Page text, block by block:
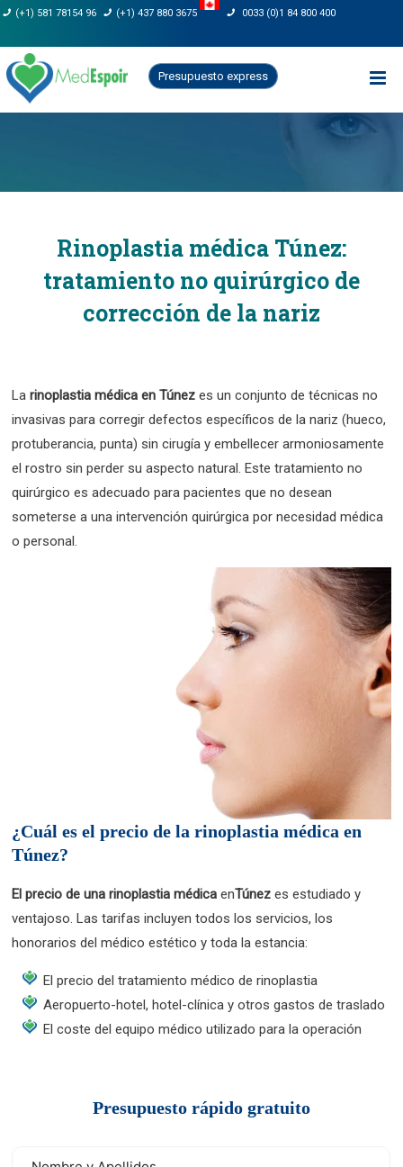
Saltar
contenido
(+1) 581 78154 96 (+1) 437 880 3675 0033 (0)1 84 800 400
Presupuesto express
Rinoplastia médica Túnez:
tratamiento no quirúrgico de
corrección de la nariz
Larinoplastia médica en Túnez es un conjunto de técnicas no
invasivas para corregir defectos específicos de la nariz (hueco,
protuberancia, punta) sin cirugía y embellecer armoniosamente
el rostro sin perder su aspecto natural. Este tratamiento no
quirúrgico es adecuado para pacientes que no desean
someterse a una intervención quirúrgica por necesidad médica
o personal.
¿Cuál es el precio de la rinoplastia médica en
Túnez?
El precio de una rinoplastia médicaenTúnezes estudiado y
ventajoso. Las tarifas incluyen todos los servicios, los
honorarios del médico estético y toda la estancia:
El precio del tratamiento médico de rinoplastia
Aeropuerto-hotel, hotel-clínica y otros gastos de traslado
El coste del equipo médico utilizado para la operación
Presupuesto rápido gratuito